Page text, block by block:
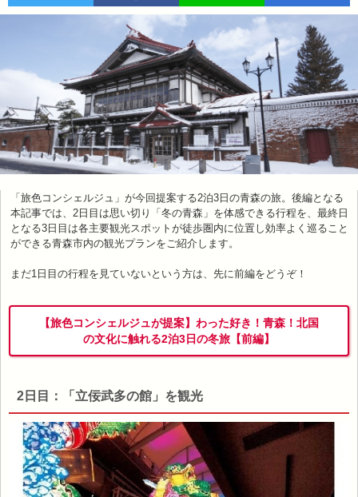
「旅色コンシェルジュ」が今回提案する2泊3日の青森の旅。後編となる
本記事では、2日目は思い切り「冬の青森」を体感できる行程を、最終日
となる3日目は各主要観光スポットが徒歩圏内に位置し効率よく巡ること
ができる青森市内の観光プランをご紹介します。
まだ1日目の行程を見ていないという方は、先に前編をどうぞ！
【旅色コンシェルジュが提案】わった好き！青森！北国
の文化に触れる2泊3日の冬旅【前編】
2日目：「立佞武多の館」を観光